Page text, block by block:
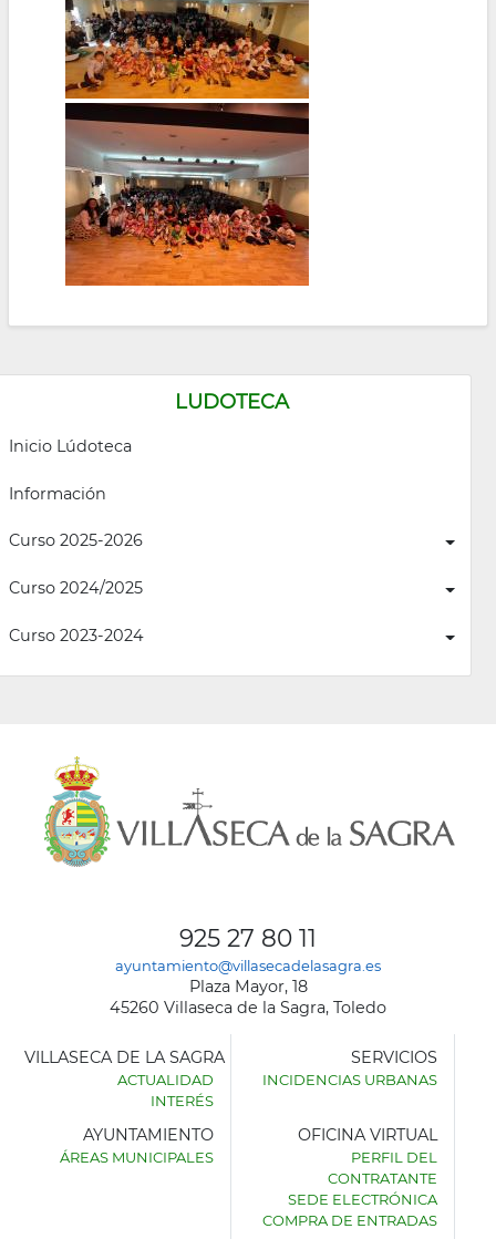
LUDOTECA
Inicio Lúdoteca
Información
Curso 2025-2026
Curso 2024/2025
Curso 2023-2024
925 27 80 11
ayuntamiento@villasecadelasagra.es
Plaza Mayor, 18
45260 Villaseca de la Sagra, Toledo
AYUNTAMIENTO
VILLASECA DE LA SAGRA
ACTUALIDAD
INTERÉS
SERVICIOS
INCIDENCIAS URBANAS
AYUNTAMIENTO
ÁREAS MUNICIPALES
OFICINA VIRTUAL
PERFIL DEL
CONTRATANTE
SEDE ELECTRÓNICA
COMPRA DE ENTRADAS